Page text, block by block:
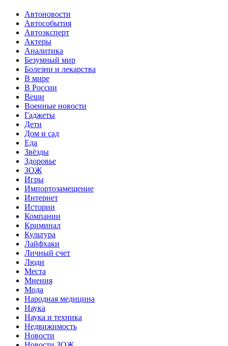
Автоновости
Автособытия
Автоэксперт
Актеры
Аналитика
Безумный мир
Болезни и лекарства
В мире
В России
Вещи
Военные новости
Гаджеты
Дети
Дом и сад
Еда
Звёзды
Здоровье
ЗОЖ
Игры
Импортозамещение
Интернет
Истории
Компании
Криминал
Культура
Лайфхаки
Личный счет
Люди
Места
Мнения
Мода
Народная медицина
Наука
Наука и техника
Недвижимость
Новости